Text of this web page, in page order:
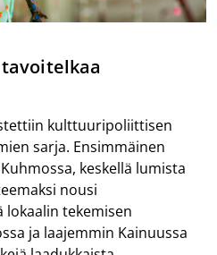
kulttuuripoliittisen
sarja. Ensimmäinen
keskellä lumista
nousi
lokaalin tekemisen
ja laajemmin Kainuussa